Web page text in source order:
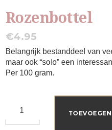
Rozenbottel
€4.95
Belangrijk bestanddeel van
maar ook “solo” een
Per 100 gram.
aantal